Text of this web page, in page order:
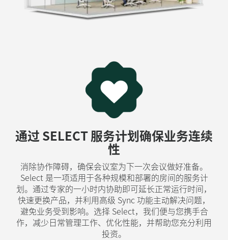
通过 SELECT 服务计划确保业务连续
性
消除协作障碍，确保会议室为下一次会议做好准备。
Select 是一项适用于各种规模和部署的房间的服务计
划。通过专家的一小时内协助即可延长正常运行时间，
快速更换产品，并利用高级 Sync 功能主动解决问题，
避免业务受到影响。选择 Select，我们便与您携手合
作，减少日常管理工作、优化性能，并帮助您充分利用
投资。